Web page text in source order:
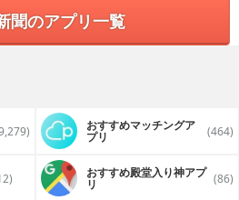
聞のアプリ一覧
おすすめマッチングア
プリ (464)
おすすめ殿堂入り神アプ
リ (86)